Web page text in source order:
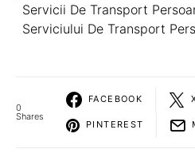
Servicii De Transport
Serviciului De Transport
0
Shares
FACEBOOK
PINTEREST